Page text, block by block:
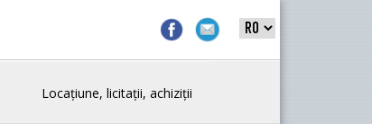
Locațiune, licitații, achiziții